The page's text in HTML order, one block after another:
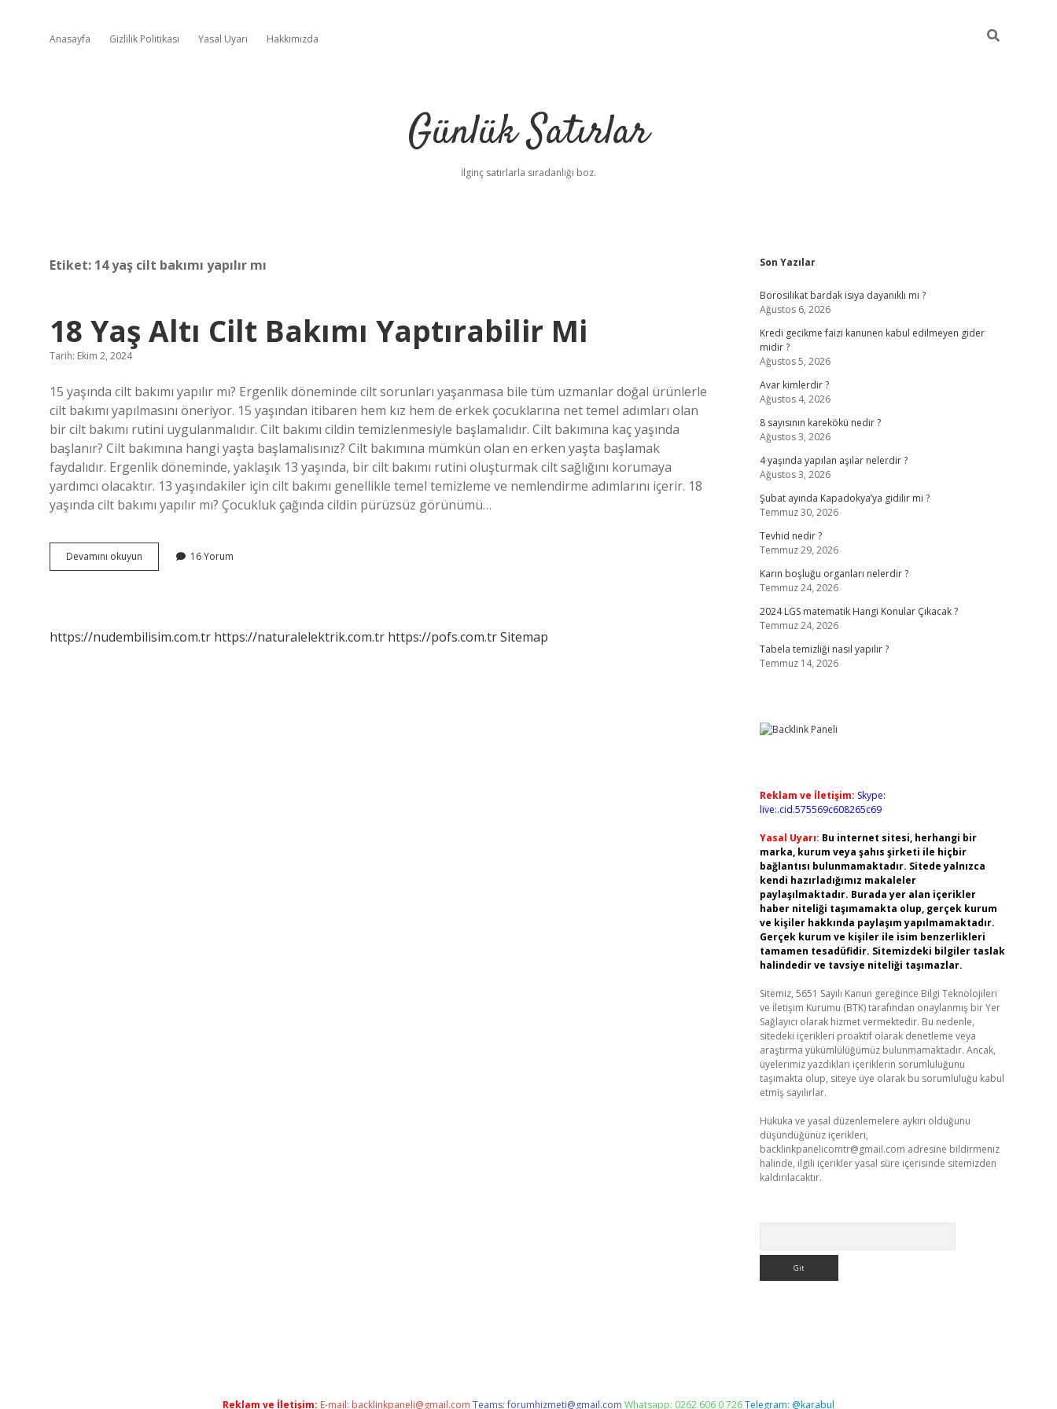
Anasayfa Gizlilik Politikası Yasal Uyarı Hakkımızda
Günlük Satırlar
İlginç satırlarla sıradanlığı boz.
Etiket: 14 yaş cilt bakımı yapılır mı
18 Yaş Altı Cilt Bakımı Yaptırabilir Mi
Tarih: Ekim 2, 2024
15 yaşında cilt bakımı yapılır mı? Ergenlik döneminde cilt sorunları yaşanmasa bile tüm uzmanlar doğal ürünlerle
cilt bakımı yapılmasını öneriyor. 15 yaşından itibaren hem kız hem de erkek çocuklarına net temel adımları olan
bir cilt bakımı rutini uygulanmalıdır. Cilt bakımı cildin temizlenmesiyle başlamalıdır. Cilt bakımına kaç yaşında
başlanır? Cilt bakımına hangi yaşta başlamalısınız? Cilt bakımına mümkün olan en erken yaşta başlamak
faydalıdır. Ergenlik döneminde, yaklaşık 13 yaşında, bir cilt bakımı rutini oluşturmak cilt sağlığını korumaya
yardımcı olacaktır. 13 yaşındakiler için cilt bakımı genellikle temel temizleme ve nemlendirme adımlarını içerir. 18
yaşında cilt bakımı yapılır mı? Çocukluk çağında cildin pürüzsüz görünümü…
Devamını okuyun
Yaş
Mi
16 Yorum
https://nudembilisim.com.tr https://naturalelektrik.com.tr https://pofs.com.trSitemap
Sidebar
Son Yazılar
Borosilikat bardak isıya dayanıklı mı ?
Ağustos 6, 2026
Kredi gecikme faizi kanunen kabul edilmeyen gider
midir ?
Ağustos 5, 2026
Avar kimlerdir ?
Ağustos 4, 2026
8 sayısının karekökü nedir ?
Ağustos 3, 2026
4 yaşında yapılan aşılar nelerdir ?
Ağustos 3, 2026
Şubat ayında Kapadokya’ya gidilir mi ?
Temmuz 30, 2026
Tevhid nedir ?
Temmuz 29, 2026
Karın boşluğu organları nelerdir ?
Temmuz 24, 2026
2024 LGS matematik Hangi Konular Çıkacak ?
Temmuz 24, 2026
Tabela temizliği nasıl yapılır ?
Temmuz 14, 2026
Reklam ve İletişim: Skype:
live:.cid.575569c608265c69
Yasal Uyarı: Bu internet sitesi, herhangi bir
marka, kurum veya şahıs şirketi ile hiçbir
bağlantısı bulunmamaktadır. Sitede yalnızca
kendi hazırladığımız makaleler
paylaşılmaktadır. Burada yer alan içerikler
haber niteliği taşımamakta olup, gerçek kurum
ve kişiler hakkında paylaşım yapılmamaktadır.
Gerçek kurum ve kişiler ile isim benzerlikleri
tamamen tesadüfidir. Sitemizdeki bilgiler taslak
halindedir ve tavsiye niteliği taşımazlar.
Sitemiz, 5651 Sayılı Kanun gereğince Bilgi Teknolojileri
ve İletişim Kurumu (BTK) tarafından onaylanmış bir Yer
Sağlayıcı olarak hizmet vermektedir. Bu nedenle,
sitedeki içerikleri proaktif olarak denetleme veya
araştırma yükümlülüğümüz bulunmamaktadır. Ancak,
üyelerimiz yazdıkları içeriklerin sorumluluğunu
taşımakta olup, siteye üye olarak bu sorumluluğu kabul
etmiş sayılırlar.
Hukuka ve yasal düzenlemelere aykırı olduğunu
düşündüğünüz içerikleri,
backlinkpanelicomtr@gmail.com adresine bildirmeniz
halinde, ilgili içerikler yasal süre içerisinde sitemizden
kaldırılacaktır.
Reklam ve İletişim: E-mail: backlinkpaneli@gmail.com Teams:forumhizmeti@gmail.com Whatsapp: 0262 606 0 726Telegram: @karabul